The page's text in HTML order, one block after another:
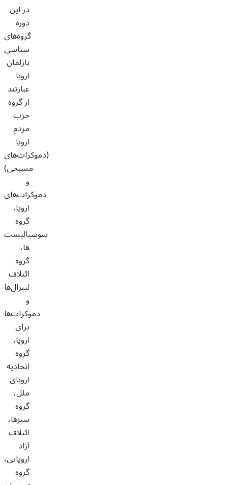
در این
دوره
گروه‌های
سیاسی
پارلمان
اروپا
عبارتند
از گروه
حزب
مردم
اروپا
(دموکرات‌های
مسیحی)
و
دموکرات‌های
اروپا،‌
گروه
سوسیالیست
ها،
گروه
ائتلاف
لیبرال‌ها
و
دموکرات‌ها
برای
اروپا،
گروه
اتحادیه
اروپای
ملل،
گروه
سبزها،
ائتلاف
آزاد
اروپایی،
گروه